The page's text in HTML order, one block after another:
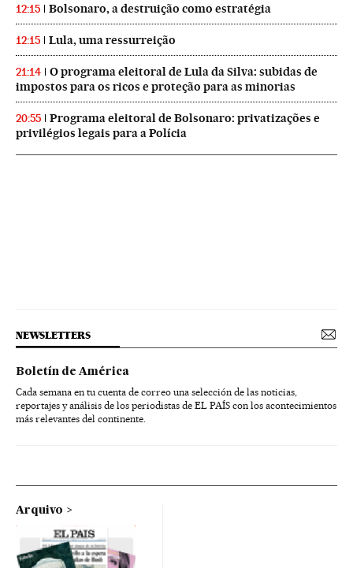
12:15 Bolsonaro, a destruição como estratégia
12:15 Lula, uma ressurreição
21:14
O programa eleitoral de Lula da Silva: subidas de
impostos para os ricos e proteção para as minorias
20:55
Programa eleitoral de Bolsonaro: privatizações e
privilégios legais para a Polícia
NEWSLETTERS
Boletín de América
Cada semana en tu cuenta de correo una selección de las noticias,
reportajes y análisis de los periodistas de EL PAÍS con los acontecimientos
más relevantes del continente.
Arquivo